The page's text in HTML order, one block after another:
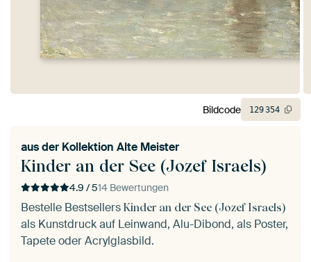
Kinder an der See (Jozef Israels)
aus der Kollektion Alte Meister
4.9 / 514 Bewertungen
Bestelle Bestsellers Kinder an der See (Jozef Israels)
als Kunstdruck auf Leinwand, Alu-Dibond, als Poster,
Tapete oder Acrylglasbild.
Bildcode 129354